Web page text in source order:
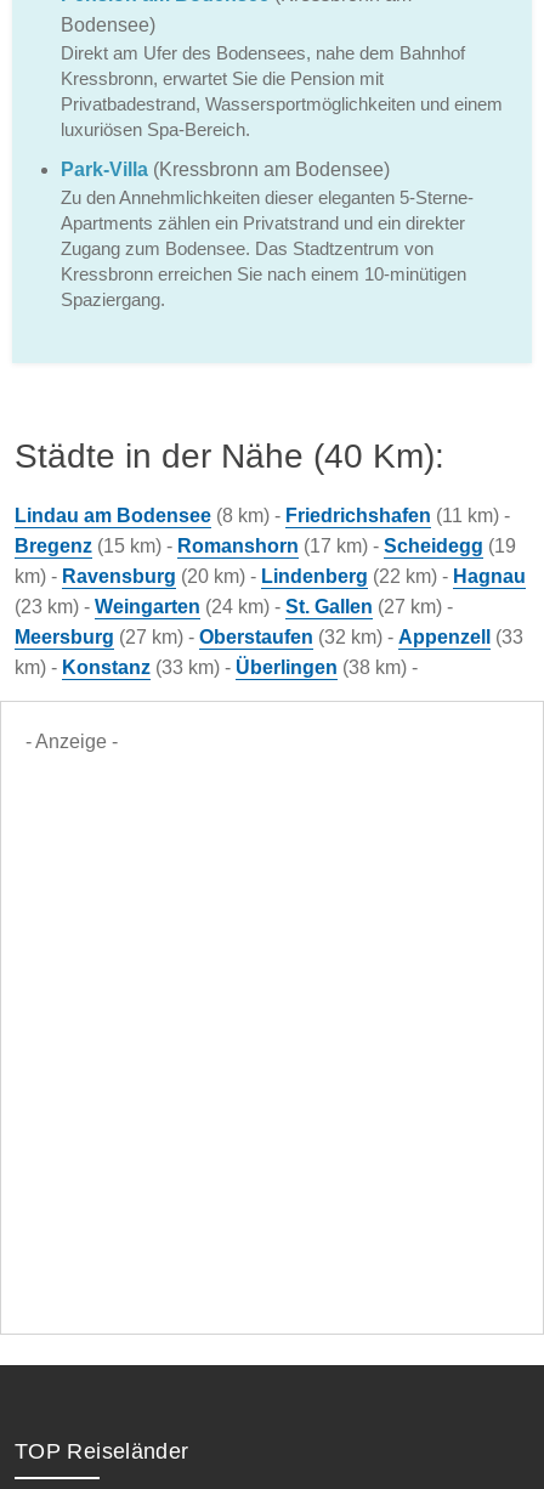
Bodensee)
Direkt am Ufer des Bodensees, nahe dem Bahnhof
Kressbronn, erwartet Sie die Pension mit
Privatbadestrand, Wassersportmöglichkeiten und einem
luxuriösen Spa-Bereich.
Park-Villa (Kressbronn am Bodensee)
Zu den Annehmlichkeiten dieser eleganten 5-Sterne-
Apartments zählen ein Privatstrand und ein direkter
Zugang zum Bodensee. Das Stadtzentrum von
Kressbronn erreichen Sie nach einem 10-minütigen
Spaziergang.
Städte in der Nähe (40 Km):
Lindau am Bodensee (8 km) - Friedrichshafen (11 km) -
Bregenz (15 km) - Romanshorn (17 km) - Scheidegg (19
km) - Ravensburg (20 km) - Lindenberg (22 km) - Hagnau
(23 km) - Weingarten (24 km) - St. Gallen (27 km) -
Meersburg (27 km) - Oberstaufen (32 km) - Appenzell
(33
km) - Konstanz (33 km) - Überlingen (38 km) -
- Anzeige -
TOP Reiseländer